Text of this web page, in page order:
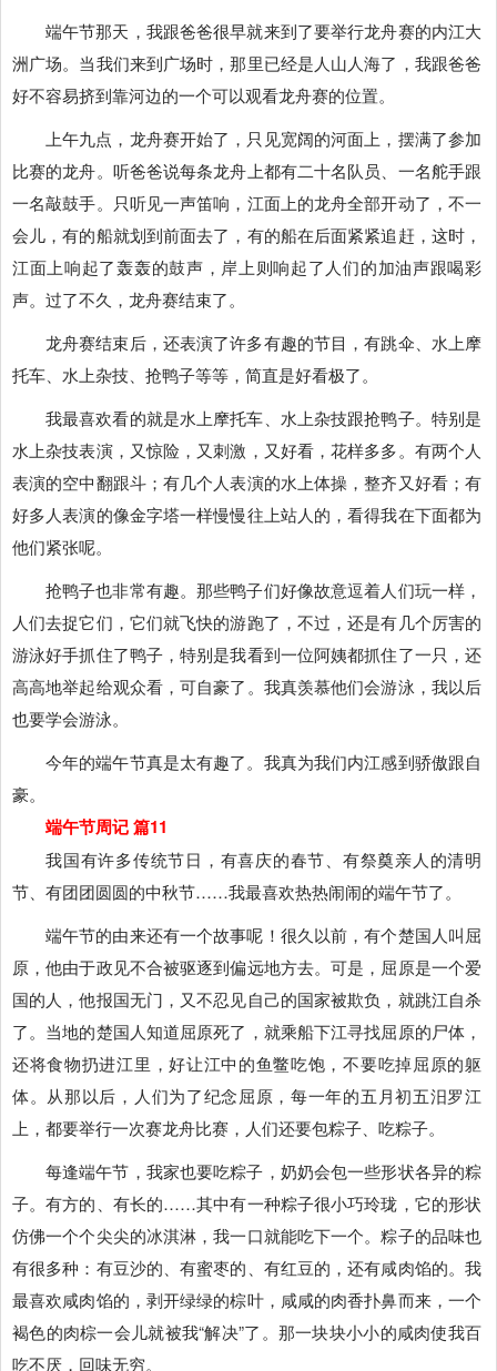
端午节那天，我跟爸爸很早就来到了要举行龙舟赛的内江大
洲广场。当我们来到广场时，那里已经是人山人海了，我跟爸爸
好不容易挤到靠河边的一个可以观看龙舟赛的位置。
上午九点，龙舟赛开始了，只见宽阔的河面上，摆满了参加
比赛的龙舟。听爸爸说每条龙舟上都有二十名队员、一名舵手跟
一名敲鼓手。只听见一声笛响，江面上的龙舟全部开动了，不一
会儿，有的船就划到前面去了，有的船在后面紧紧追赶，这时，
江面上响起了轰轰的鼓声，岸上则响起了人们的加油声跟喝彩
声。过了不久，龙舟赛结束了。
龙舟赛结束后，还表演了许多有趣的节目，有跳伞、水上摩
托车、水上杂技、抢鸭子等等，简直是好看极了。
我最喜欢看的就是水上摩托车、水上杂技跟抢鸭子。特别是
水上杂技表演，又惊险，又刺激，又好看，花样多多。有两个人
表演的空中翻跟斗；有几个人表演的水上体操，整齐又好看；有
好多人表演的像金字塔一样慢慢往上站人的，看得我在下面都为
他们紧张呢。
抢鸭子也非常有趣。那些鸭子们好像故意逗着人们玩一样，
人们去捉它们，它们就飞快的游跑了，不过，还是有几个厉害的
游泳好手抓住了鸭子，特别是我看到一位阿姨都抓住了一只，还
高高地举起给观众看，可自豪了。我真羡慕他们会游泳，我以后
也要学会游泳。
今年的端午节真是太有趣了。我真为我们内江感到骄傲跟自
豪。
端午节周记 篇11
我国有许多传统节日，有喜庆的春节、有祭奠亲人的清明
节、有团团圆圆的中秋节……我最喜欢热热闹闹的端午节了。
端午节的由来还有一个故事呢！很久以前，有个楚国人叫屈
原，他由于政见不合被驱逐到偏远地方去。可是，屈原是一个爱
国的人，他报国无门，又不忍见自己的国家被欺负，就跳江自杀
了。当地的楚国人知道屈原死了，就乘船下江寻找屈原的尸体，
还将食物扔进江里，好让江中的鱼鳖吃饱，不要吃掉屈原的躯
体。从那以后，人们为了纪念屈原，每一年的五月初五汨罗江
上，都要举行一次赛龙舟比赛，人们还要包粽子、吃粽子。
每逢端午节，我家也要吃粽子，奶奶会包一些形状各异的粽
子。有方的、有长的……其中有一种粽子很小巧玲珑，它的形状
仿佛一个个尖尖的冰淇淋，我一口就能吃下一个。粽子的品味也
有很多种：有豆沙的、有蜜枣的、有红豆的，还有咸肉馅的。我
最喜欢咸肉馅的，剥开绿绿的棕叶，咸咸的肉香扑鼻而来，一个
褐色的肉棕一会儿就被我“解决”了。那一块块小小的咸肉使我百
吃不厌，回味无穷。